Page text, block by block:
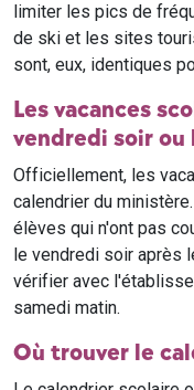
limiter les pics de
de ski et les sites
sont, eux, identiques
Les vacances
vendredi soir ou
Officiellement, les
calendrier du
élèves qui n'ont pas
le vendredi soir après
vérifier avec
samedi matin.
Où trouver le